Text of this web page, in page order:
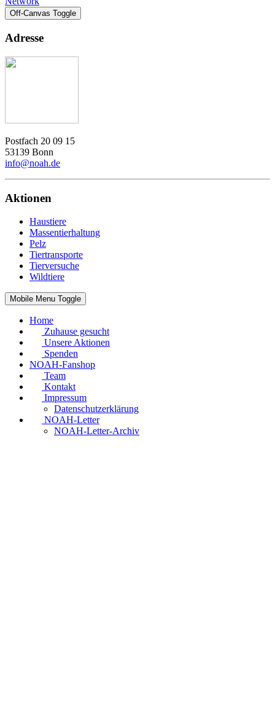
Off-Canvas Toggle
Adresse
Postfach 20 09 15
53139 Bonn
info@noah.de
Aktionen
Haustiere
Massentierhaltung
Pelz
Tiertransporte
Tierversuche
Wildtiere
Mobile Menu Toggle
Home
Zuhause gesucht
Unsere Aktionen
Spenden
NOAH-Fanshop
Team
Kontakt
Impressum
Datenschutzerklärung
NOAH-Letter
NOAH-Letter-Archiv